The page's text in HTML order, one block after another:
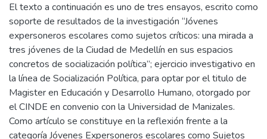
El texto a continuación es uno de tres ensayos, escrito como
soporte de resultados de la investigación “Jóvenes
expersoneros escolares como sujetos críticos: una mirada a
tres jóvenes de la Ciudad de Medellín en sus espacios
concretos de socialización política”; ejercicio investigativo en
la línea de Socialización Política, para optar por el titulo de
Magister en Educación y Desarrollo Humano, otorgado por
el CINDE en convenio con la Universidad de Manizales.
Como artículo se constituye en la reflexión frente a la
categoría Jóvenes Expersoneros escolares como Sujetos